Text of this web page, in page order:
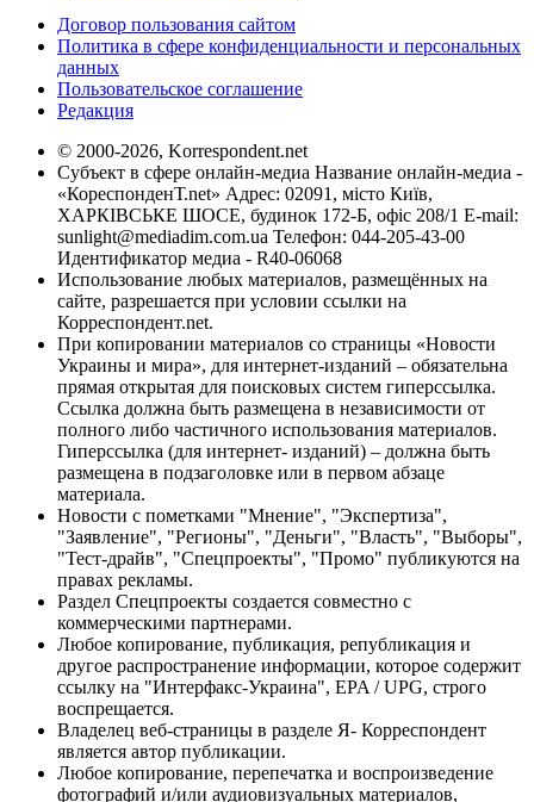
Договор пользования сайтом
Политика в сфере конфиденциальности и персональных
данных
Пользовательское соглашение
Редакция
© 2000-2026, Korrespondent.net
Субъект в сфере онлайн-медиа Название онлайн-медиа -
«КореспонденТ.net» Адрес: 02091, місто Київ,
ХАРКІВСЬКЕ ШОСЕ, будинок 172-Б, офіс 208/1 E-mail:
sunlight@mediadim.com.ua Телефон: 044-205-43-00
Идентификатор медиа - R40-06068
Использование любых материалов, размещённых на
сайте, разрешается при условии ссылки на
Корреспондент.net.
При копировании материалов со страницы «Новости
Украины и мира», для интернет-изданий – обязательна
прямая открытая для поисковых систем гиперссылка.
Ссылка должна быть размещена в независимости от
полного либо частичного использования материалов.
Гиперссылка (для интернет- изданий) – должна быть
размещена в подзаголовке или в первом абзаце
материала.
Новости с пометками "Мнение", "Экспертиза",
"Заявление", "Регионы", "Деньги", "Власть", "Выборы",
"Тест-драйв", "Спецпроекты", "Промо" публикуются на
правах рекламы.
Раздел Спецпроекты создается совместно с
коммерческими партнерами.
Любое копирование, публикация, републикация и
другое распространение информации, которое содержит
ссылку на "Интерфакс-Украина", EPA / UPG, строго
воспрещается.
Владелец веб-страницы в разделе Я- Корреспондент
является автор публикации.
Любое копирование, перепечатка и воспроизведение
фотографий и/или аудиовизуальных материалов,